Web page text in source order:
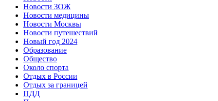
Новости ЗОЖ
Новости медицины
Новости Москвы
Новости путешествий
Новый год 2024
Образование
Общество
Около спорта
Отдых в России
Отдых за границей
ПДД